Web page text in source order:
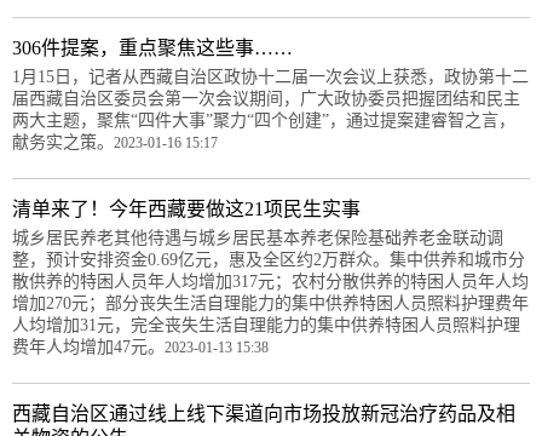
306件提案，重点聚焦这些事……
1月15日，记者从西藏自治区政协十二届一次会议上获悉，政协第十二
届西藏自治区委员会第一次会议期间，广大政协委员把握团结和民主
两大主题，聚焦“四件大事”聚力“四个创建”，通过提案建睿智之言，
献务实之策。 2023-01-16 15:17
清单来了！今年西藏要做这21项民生实事
城乡居民养老其他待遇与城乡居民基本养老保险基础养老金联动调
整，预计安排资金0.69亿元，惠及全区约2万群众。集中供养和城市分
散供养的特困人员年人均增加317元；农村分散供养的特困人员年人均
增加270元；部分丧失生活自理能力的集中供养特困人员照料护理费年
人均增加31元，完全丧失生活自理能力的集中供养特困人员照料护理
费年人均增加47元。 2023-01-13 15:38
西藏自治区通过线上线下渠道向市场投放新冠治疗药品及相